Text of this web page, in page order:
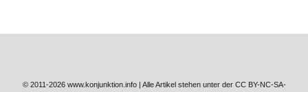
© 2011-2026 www.konjunktion.info | Alle Artikel stehen unter der CC BY-NC-SA-